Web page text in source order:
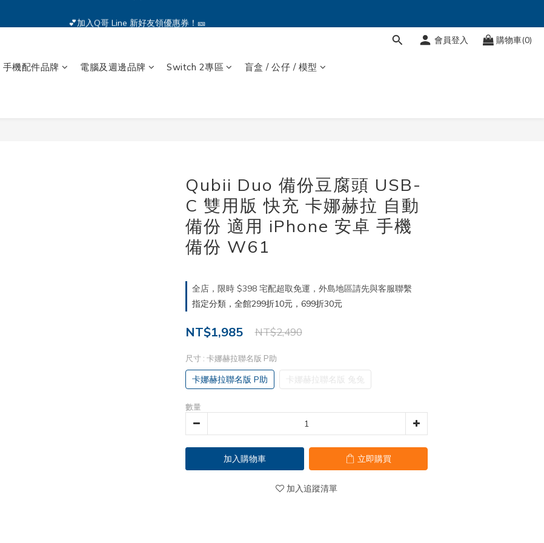
會員登入 購物車(0)
手機配件品牌 電腦及週邊品牌 Switch 2專區 盲盒 / 公仔 / 模型
Qubii Duo 備份豆腐頭 USB-
C 雙用版 快充 卡娜赫拉 自動
備份 適用 iPhone 安卓 手機
備份 W61
全店，限時 $398 宅配超取免運，外島地區請先與客服聯繫
指定分類，全館299折10元，699折30元
NT$1,985 NT$2,490
尺寸 : 卡娜赫拉聯名版 P助
卡娜赫拉聯名版 P助 卡娜赫拉聯名版 兔兔
數量
加入購物車 立即購買
加入追蹤清單